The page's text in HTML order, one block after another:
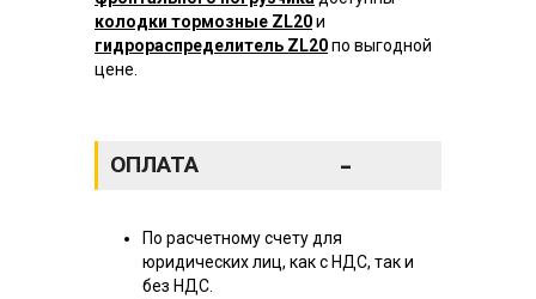
колодки тормозные ZL20и
гидрораспределитель ZL20по выгодной
цене.
ОПЛАТА -
По расчетному счету для
юридических лиц, как с НДС, так и
без НДС.